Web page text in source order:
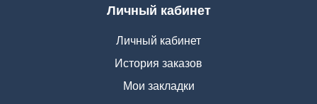
Личный кабинет
Личный кабинет
История заказов
Мои закладки